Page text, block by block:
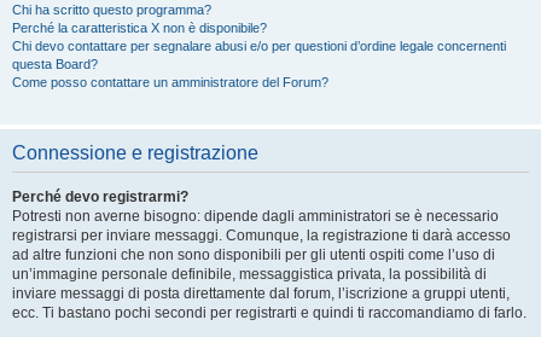
Chi ha scritto questo programma?
Perché la caratteristica X non è disponibile?
Chi devo contattare per segnalare abusi e/o per questioni d’ordine legale concernenti
questa Board?
Come posso contattare un amministratore del Forum?
Connessione e registrazione
Perché devo registrarmi?
Potresti non averne bisogno: dipende dagli amministratori se è necessario
registrarsi per inviare messaggi. Comunque, la registrazione ti darà accesso
ad altre funzioni che non sono disponibili per gli utenti ospiti come l’uso di
un’immagine personale definibile, messaggistica privata, la possibilità di
inviare messaggi di posta direttamente dal forum, l’iscrizione a gruppi utenti,
ecc. Ti bastano pochi secondi per registrarti e quindi ti raccomandiamo di farlo.